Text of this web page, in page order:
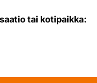
tai kotipaikka: